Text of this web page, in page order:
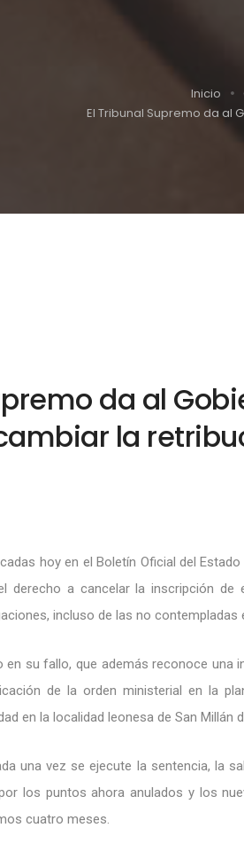
Inicio
El Tribunal Supremo da al
da al
la
hoy en el Boletín Oficial del
derecho a cancelar la inscripción
incluso de las no contempladas
su fallo, que además reconoce una
de la orden ministerial en la
en la localidad leonesa de San Millán
una vez se ejecute la sentencia, la
los puntos ahora anulados y los
cuatro meses.